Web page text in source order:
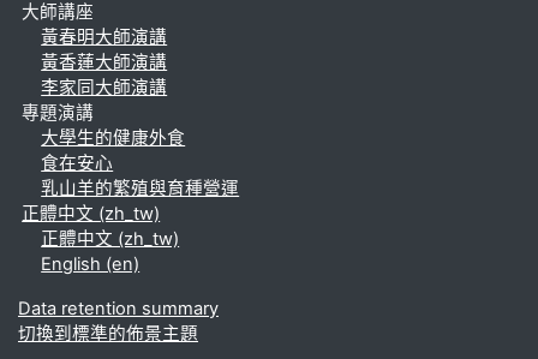
大師講座
黃春明大師演講
黃香蓮大師演講
李家同大師演講
專題演講
大學生的健康外食
食在安心
乳山羊的繁殖與育種營運
正體中文 ‎(zh_tw)‎
正體中文 ‎(zh_tw)‎
English ‎(en)‎
Data retention summary
切換到標準的佈景主題